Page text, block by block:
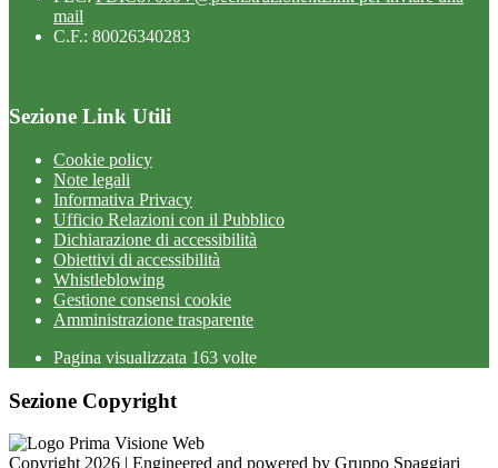
mail
C.F.: 80026340283
Sezione Link Utili
Cookie policy
Note legali
Informativa Privacy
Ufficio Relazioni con il Pubblico
Dichiarazione di accessibilità
Obiettivi di accessibilità
Whistleblowing
Gestione consensi cookie
Amministrazione trasparente
Pagina visualizzata 163 volte
Sezione Copyright
Copyright 2026 | Engineered and powered by Gruppo Spaggiari